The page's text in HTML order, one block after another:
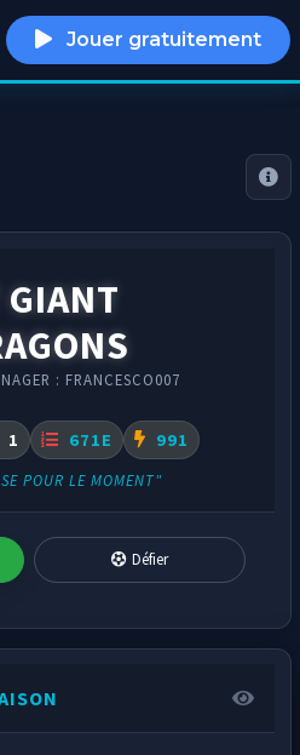
Jouer gratuitement
: FRANCESCO007
1 671E 991
POUR LE MOMENT"
Défier